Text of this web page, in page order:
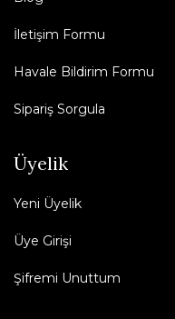
İletişim Formu
Havale Bildirim Formu
Sipariş Sorgula
Üyelik
Yeni Üyelik
Üye Girişi
Şifremi Unuttum